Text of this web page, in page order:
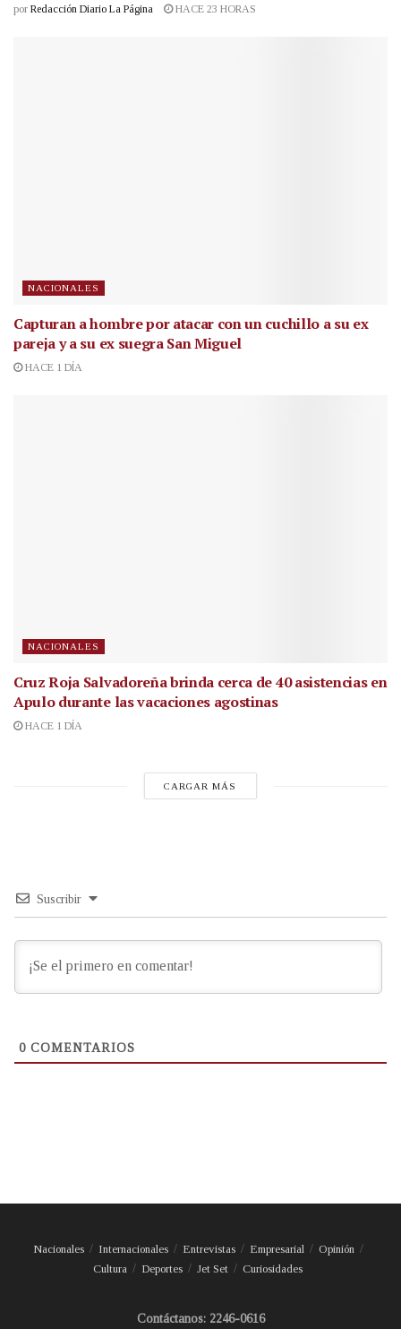
por Redacción Diario La Página HACE 23 HORAS
NACIONALES
Capturan a hombre por atacar con un cuchillo a su ex
pareja y a su ex suegra San Miguel
HACE 1 DÍA
NACIONALES
Cruz Roja Salvadoreña brinda cerca de 40 asistencias en
Apulo durante las vacaciones agostinas
HACE 1 DÍA
CARGAR MÁS
Suscribir
0 COMENTARIOS
Nacionales Internacionales Entrevistas Empresarial
Opinión
Cultura
Deportes Jet Set Curiosidades
Contáctanos: 2246-0616